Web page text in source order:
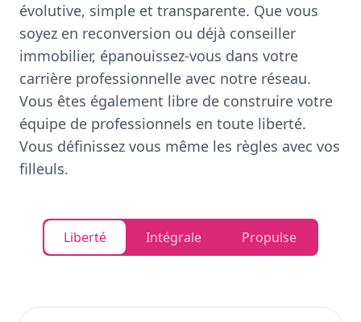
évolutive, simple et transparente. Que vous
soyez en reconversion ou déjà conseiller
immobilier, épanouissez-vous dans votre
carrière professionnelle avec notre réseau.
Vous êtes également libre de construire votre
équipe de professionnels en toute liberté.
Vous définissez vous même les règles avec vos
filleuls.
Liberté Intégrale Propulse